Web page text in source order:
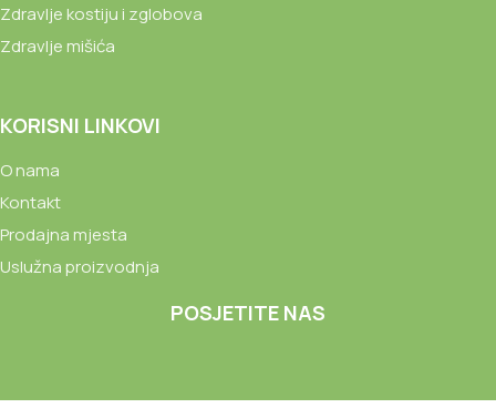
Zdravlje kostiju i zglobova
Zdravlje mišića
KORISNI LINKOVI
O nama
Kontakt
Prodajna mjesta
Uslužna proizvodnja
POSJETITE NAS